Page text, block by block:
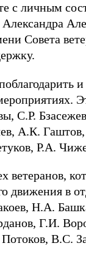
с личным
Совета
С.Р.
А.К.
Р.А.
ветеранов,
движения
Н.А.
Г.И.
В.С.